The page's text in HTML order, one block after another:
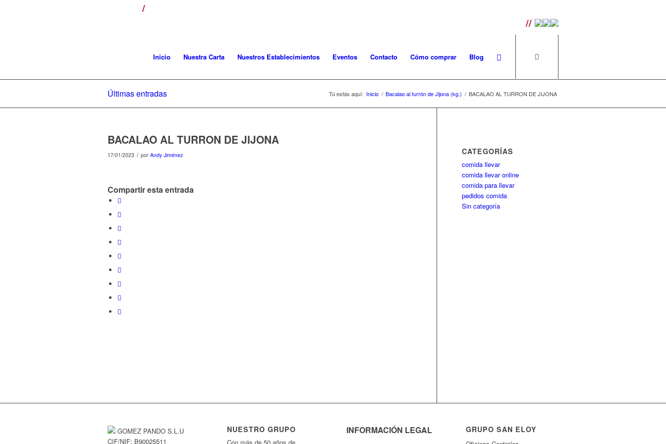
/
//
Inicio Nuestra Carta Nuestros Establecimientos Eventos Contacto Cómo comprar Blog
Últimas entradas Tú estás aquí: Inicio / Bacalao al turrón de Jijona (kg.) / BACALAO AL TURRON DE JIJONA
BACALAO AL TURRON DE JIJONA
17/01/2023 / por Andy Jiménez
Compartir esta entrada
CATEGORÍAS
comida llevar
comida llevar online
comida para llevar
pedidos comida
Sin categoría
GOMEZ PANDO S.L.U
CIF/NIF: B90025511
NUESTRO GRUPO INFORMACIÓN LEGAL GRUPO SAN ELOY